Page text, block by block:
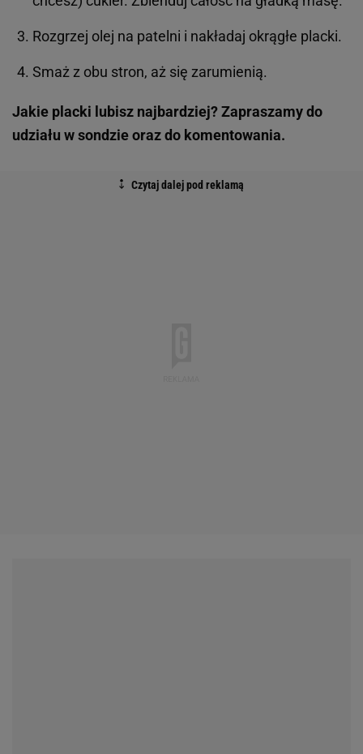
Rozgrzej olej na patelni i nakładaj okrągłe placki.
Smaż z obu stron, aż się zarumienią.
Jakie placki lubisz najbardziej? Zapraszamy do
udziału w sondzie oraz do komentowania.